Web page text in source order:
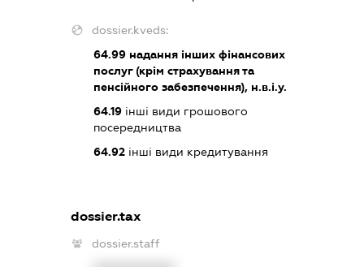
dossier.kveds:
64.99надання інших фінансових
послуг (крім страхування та
пенсійного забезпечення), н.в.і.у.
64.19інші види грошового
посередництва
64.92інші види кредитування
dossier.tax
dossier.staff